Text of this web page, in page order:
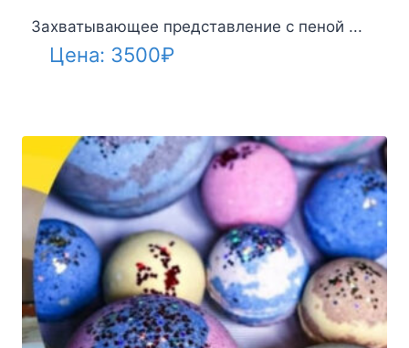
Захватывающее представление с пеной ...
Цена: 3500₽